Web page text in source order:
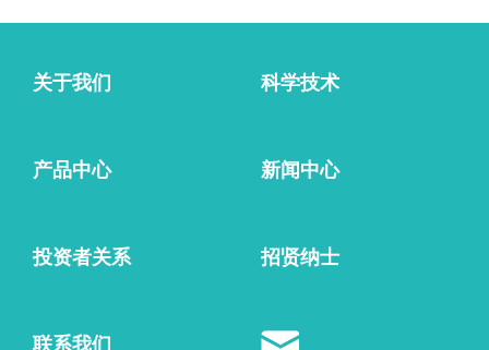
关于我们 科学技术
产品中心 新闻中心
投资者关系 招贤纳士
联系我们